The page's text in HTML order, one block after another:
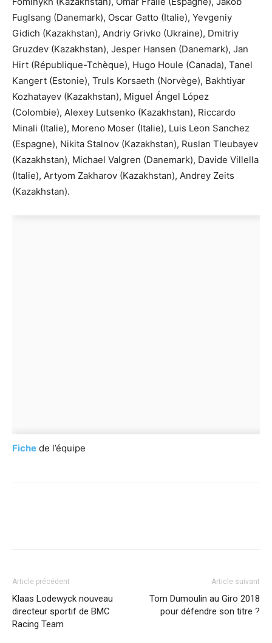
Fuglsang (Danemark), Oscar Gatto (Italie), Yevgeniy
Gidich (Kazakhstan), Andriy Grivko (Ukraine), Dmitriy
Gruzdev (Kazakhstan), Jesper Hansen (Danemark), Jan
Hirt (République-Tchèque), Hugo Houle (Canada), Tanel
Kangert (Estonie), Truls Korsaeth (Norvège), Bakhtiyar
Kozhatayev (Kazakhstan), Miguel Ángel López
(Colombie), Alexey Lutsenko (Kazakhstan), Riccardo
Minali (Italie), Moreno Moser (Italie), Luis Leon Sanchez
(Espagne), Nikita Stalnov (Kazakhstan), Ruslan Tleubayev
(Kazakhstan), Michael Valgren (Danemark), Davide Villella
(Italie), Artyom Zakharov (Kazakhstan), Andrey Zeits
(Kazakhstan).
Fiche de l’équipe
Article précédent
Klaas Lodewyck nouveau
directeur sportif de BMC
Racing Team
Article suivant
Tom Dumoulin au Giro 2018
pour défendre son titre ?